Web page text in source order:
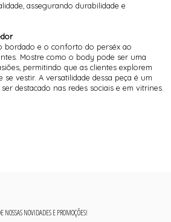
assegurando durabilidade e
bordado e o conforto do perséx ao
Mostre como o body pode ser uma
permitindo que as clientes explorem
se vestir. A versatilidade dessa peça é um
destacado nas redes sociais e em vitrines.
NOSSAS NOVIDADES E PROMOÇÕES!